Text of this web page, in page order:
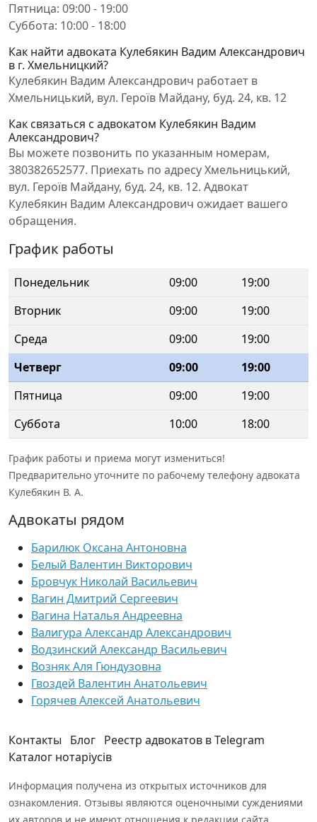
Пятница: 09:00 - 19:00
Суббота: 10:00 - 18:00
Как найти адвоката Кулебякин Вадим Александрович
в г. Хмельницкий?
Кулебякин Вадим Александрович работает в
Хмельницький, вул. Героїв Майдану, буд. 24, кв. 12
Как связаться с адвокатом Кулебякин Вадим
Александрович?
Вы можете позвонить по указанным номерам,
380382652577. Приехать по адресу Хмельницький,
вул. Героїв Майдану, буд. 24, кв. 12. Адвокат
Кулебякин Вадим Александрович ожидает вашего
обращения.
График работы
Понедельник 09:00
19:00
Вторник
09:00
19:00
Среда
09:00
19:00
Четверг
09:00
19:00
Пятница
09:00
19:00
Суббота
10:00 18:00
График работы и приема могут измениться!
Предварительно уточните по рабочему телефону адвоката
Кулебякин В. А.
Адвокаты рядом
Барилюк Оксана Антоновна
Белый Валентин Викторович
Бровчук Николай Васильевич
Вагин Дмитрий Сергеевич
Вагина Наталья Андреевна
Валигура Александр Александрович
Водзинский Александр Васильевич
Возняк Аля Гюндузовна
Гвоздей Валентин Анатольевич
Горячев Алексей Анатольевич
Контакты Блог Реестр адвокатов в Telegram
Каталог нотаріусів
Информация получена из открытых источников для
ознакомления. Отзывы являются оценочными суждениями